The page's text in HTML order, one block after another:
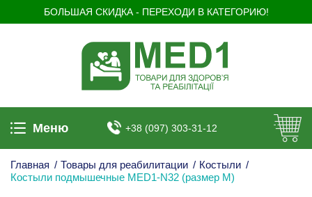
БОЛЬШАЯ СКИДКА - ПЕРЕХОДИ В КАТЕГОРИЮ!
Меню +38 (097) 303-31-12
Главная / Товары для реабилитации / Костыли /
Костыли подмышечные MED1-N32 (размер M)